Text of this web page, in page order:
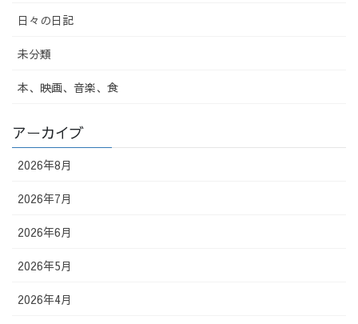
日々の日記
未分類
本、映画、音楽、食
アーカイブ
2026年8月
2026年7月
2026年6月
2026年5月
2026年4月